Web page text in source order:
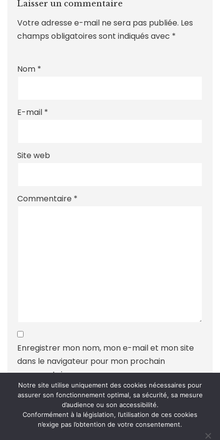
Laisser un commentaire
Votre adresse e-mail ne sera pas publiée. Les
champs obligatoires sont indiqués avec *
Nom *
E-mail *
Site web
Commentaire *
Enregistrer mon nom, mon e-mail et mon site
dans le navigateur pour mon prochain
commentaire.
Ce site utilise Akismet pour réduire les indésirables.
Notre site utilise uniquement des cookies nécessaires pour
assurer son fonctionnement optimal, sa sécurité, sa mesure
d’audience ou son accessibilité.
Conformément à la législation, l’utilisation de ces cookies
n’exige pas l’obtention de votre consentement.